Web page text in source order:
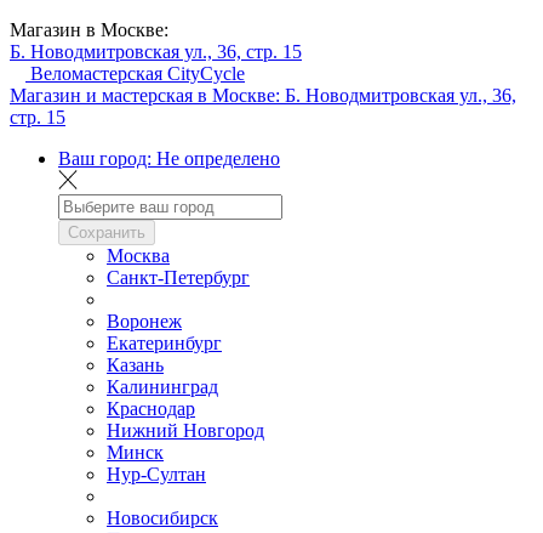
Магазин в Москве:
Б. Новодмитровская ул., 36, стр. 15
Веломастерская CityCycle
Магазин и мастерская в Москве: Б. Новодмитровская ул., 36,
стр. 15
Ваш город: Не определено
Сохранить
Москва
Санкт-Петербург
Воронеж
Екатеринбург
Казань
Калининград
Краснодар
Нижний Новгород
Минск
Нур-Султан
Новосибирск